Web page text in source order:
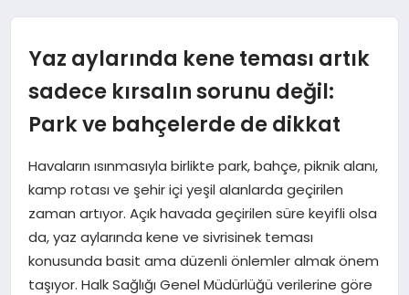
MAGAZIN
SAĞLIK
SIYASET
SPOR
Yaz aylarında kene teması artık
sadece kırsalın sorunu değil:
Park ve bahçelerde de dikkat
Havaların ısınmasıyla birlikte park, bahçe, piknik alanı,
kamp rotası ve şehir içi yeşil alanlarda geçirilen
zaman artıyor. Açık havada geçirilen süre keyifli olsa
da, yaz aylarında kene ve sivrisinek teması
konusunda basit ama düzenli önlemler almak önem
taşıyor. Halk Sağlığı Genel Müdürlüğü verilerine göre